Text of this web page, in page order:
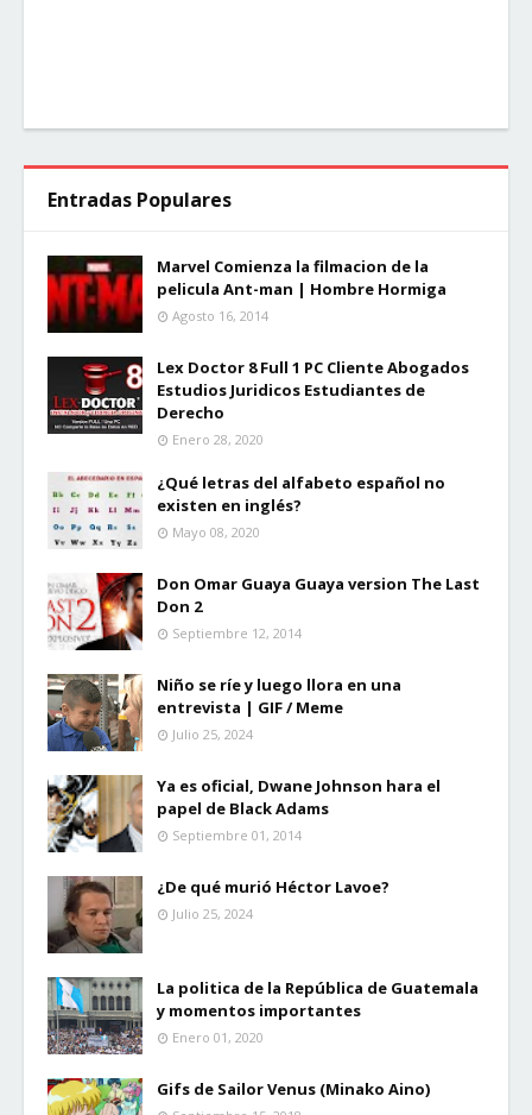
Entradas Populares
Marvel Comienza la filmacion de la
pelicula Ant-man | Hombre Hormiga
Agosto 16, 2014
Lex Doctor 8 Full 1 PC Cliente Abogados
Estudios Juridicos Estudiantes de
Derecho
Enero 28, 2020
¿Qué letras del alfabeto español no
existen en inglés?
Mayo 08, 2020
Don Omar Guaya Guaya version The Last
Don 2
Septiembre 12, 2014
Niño se ríe y luego llora en una
entrevista | GIF / Meme
Julio 25, 2024
Ya es oficial, Dwane Johnson hara el
papel de Black Adams
Septiembre 01, 2014
¿De qué murió Héctor Lavoe?
Julio 25, 2024
La politica de la República de Guatemala
y momentos importantes
Enero 01, 2020
Gifs de Sailor Venus (Minako Aino)